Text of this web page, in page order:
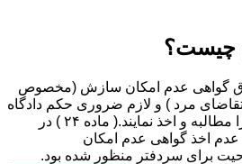
چیست؟
گواهی عدم امکان سازش (مخصوص
مرد ) و لازم ضروری حکم دادگاه
(در طلاق به تقاضای زن ) را مطالبه و اخذ نمایند.( ماده ۲۴ ) در
اخذ گواهی عدم امکان
برای سردفتر منظور شده بود.